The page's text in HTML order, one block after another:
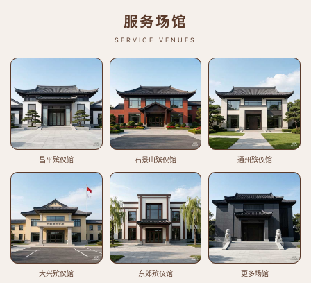
服务场馆
SERVICE VENUES
昌平殡仪馆 石景山殡仪馆 通州殡仪馆
大兴殡仪馆 东郊殡仪馆 更多场馆